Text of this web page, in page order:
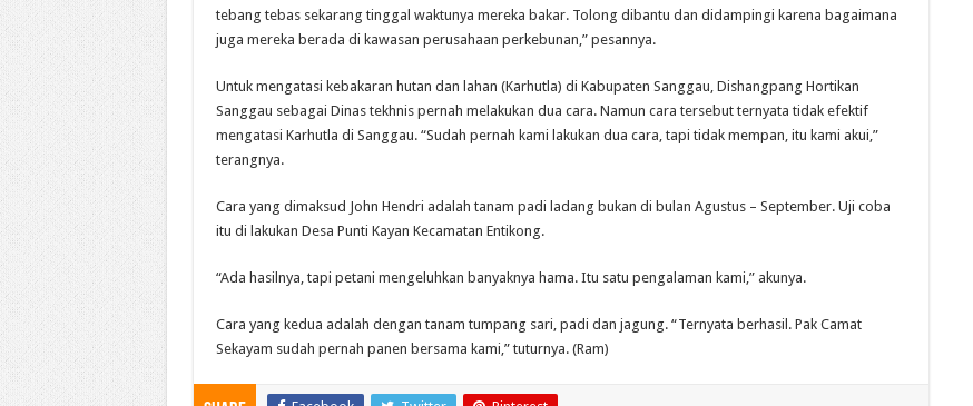
tebang tebas sekarang tinggal waktunya mereka bakar. Tolong dibantu dan didampingi karena bagaimana
juga mereka berada di kawasan perusahaan perkebunan,” pesannya.
Untuk mengatasi kebakaran hutan dan lahan (Karhutla) di Kabupaten Sanggau, Dishangpang Hortikan
Sanggau sebagai Dinas tekhnis pernah melakukan dua cara. Namun cara tersebut ternyata tidak efektif
mengatasi Karhutla di Sanggau. “Sudah pernah kami lakukan dua cara, tapi tidak mempan, itu kami akui,”
terangnya.
Cara yang dimaksud John Hendri adalah tanam padi ladang bukan di bulan Agustus – September. Uji coba
itu di lakukan Desa Punti Kayan Kecamatan Entikong.
“Ada hasilnya, tapi petani mengeluhkan banyaknya hama. Itu satu pengalaman kami,” akunya.
Cara yang kedua adalah dengan tanam tumpang sari, padi dan jagung. “Ternyata berhasil. Pak Camat
Sekayam sudah pernah panen bersama kami,” tuturnya. (Ram)